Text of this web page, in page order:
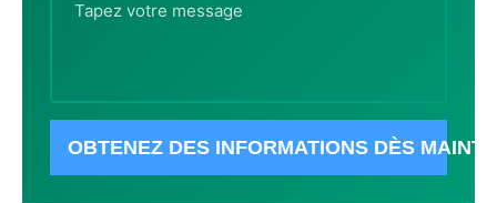
OBTENEZ DES INFORMATIONS DÈS